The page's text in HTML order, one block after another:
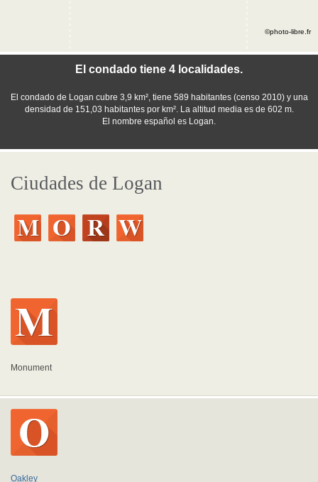
El condado tiene 4 localidades.
El condado de Logan cubre 3,9 km², tiene 589 habitantes (censo 2010) y una
densidad de 151,03 habitantes por km². La altitud media es de 602 m.
El nombre español es Logan.
©photo-libre.fr
Ciudades de Logan
Monument
Oakley